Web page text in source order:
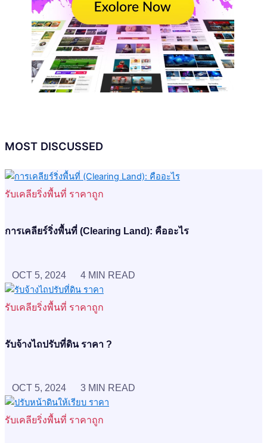
MOST DISCUSSED
รับเคลียริ่งพื้นที่ ราคาถูก
การเคลียร์ริ่งพื้นที่ (Clearing Land): คืออะไร
OCT 5, 2024 4 MIN READ
รับเคลียริ่งพื้นที่ ราคาถูก
รับจ้างไถปรับที่ดิน ราคา ?
OCT 5, 2024 3 MIN READ
รับเคลียริ่งพื้นที่ ราคาถูก